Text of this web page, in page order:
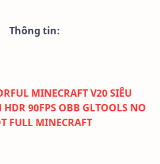
Thông tin:
MINECRAFT V20 SIÊU
90FPS OBB GLTOOLS NO
FULL MINECRAFT